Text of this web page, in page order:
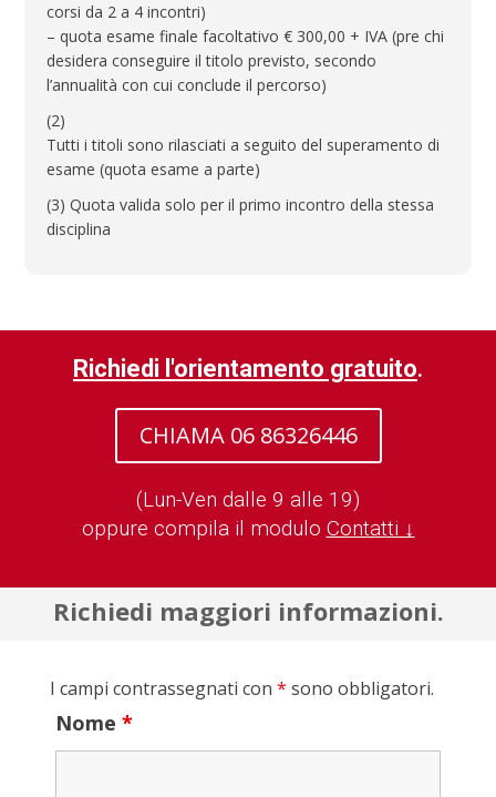
corsi da 2 a 4 incontri)
– quota esame finale facoltativo € 300,00 + IVA (pre chi
desidera conseguire il titolo previsto, secondo
l’annualità con cui conclude il percorso)
(2)
Tutti i titoli sono rilasciati a seguito del superamento di
esame (quota esame a parte)
(3) Quota valida solo per il primo incontro della stessa
disciplina
Richiedi l'orientamento gratuito.
CHIAMA 06 86326446
(Lun-Ven dalle 9 alle 19)
oppure compila il modulo Contatti ↓
Richiedi maggiori informazioni.
I campi contrassegnati con * sono obbligatori.
Nome *